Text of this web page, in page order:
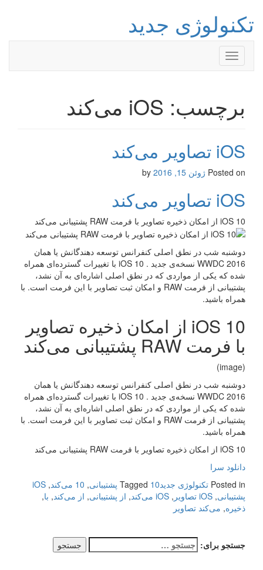
تکنولوژی جدید
Toggle
navigation
برچسب: iOS می‌کند
iOS تصاویر می‌کند
Posted on ژوئن 15, 2016
iOS تصاویر می‌کند
iOS 10 از امکان ذخیره تصاویر با فرمت RAW پشتیبانی می‌کند
دوشنبه شب در نطق اصلی کنفرانس توسعه دهندگانش یا همان
WWDC 2016 نسخه‌ی جدید . iOS 10 با تغییرات گسترده‌ای همراه
شده که یکی از مواردی که در نطق اصلی اشاره‌ای به آن نشد،
پشتیبانی از فرمت RAW و امکان ثبت تصاویر با این فرمت است. با
همراه باشید.
iOS 10 از امکان ذخیره تصاویر
با فرمت RAW پشتیبانی می‌کند
(image)
دوشنبه شب در نطق اصلی کنفرانس توسعه دهندگانش یا همان
WWDC 2016 نسخه‌ی جدید . iOS 10 با تغییرات گسترده‌ای همراه
شده که یکی از مواردی که در نطق اصلی اشاره‌ای به آن نشد،
پشتیبانی از فرمت RAW و امکان ثبت تصاویر با این فرمت است. با
همراه باشید.
iOS 10 از امکان ذخیره تصاویر با فرمت RAW پشتیبانی می‌کند
دانلود سرا
Posted in تکنولوژی جدید Tagged 10 پشتیبانی , 10 می‌کند ,
iOS
پشتیبانی, iOS تصاویر , iOS می‌کند , از پشتیبانی, از می‌کند, با,
ذخیره, می‌کند تصاویر
جستجو برای: